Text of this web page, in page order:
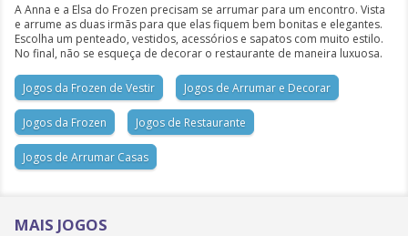
A Anna e a Elsa do Frozen precisam se arrumar para um encontro. Vista
e arrume as duas irmãs para que elas fiquem bem bonitas e elegantes.
Escolha um penteado, vestidos, acessórios e sapatos com muito estilo.
No final, não se esqueça de decorar o restaurante de maneira luxuosa.
Jogos da Frozen de Vestir Jogos de Arrumar e Decorar
Jogos da Frozen Jogos de Restaurante
Jogos de Arrumar Casas
MAIS JOGOS